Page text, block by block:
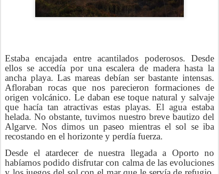
Estaba encajada entre acantilados poderosos. Desde
ellos se accedía por una escalera de madera hasta la
ancha playa. Las mareas debían ser bastante intensas.
Afloraban rocas que nos parecieron formaciones de
origen volcánico. Le daban ese toque natural y salvaje
que hacía tan atractivas estas playas. El agua estaba
helada. No obstante, tuvimos nuestro breve bautizo del
Algarve. Nos dimos un paseo mientras el sol se iba
recostando en el horizonte y perdía fuerza.
Desde el atardecer de nuestra llegada a Oporto no
habíamos podido disfrutar con calma de las evoluciones